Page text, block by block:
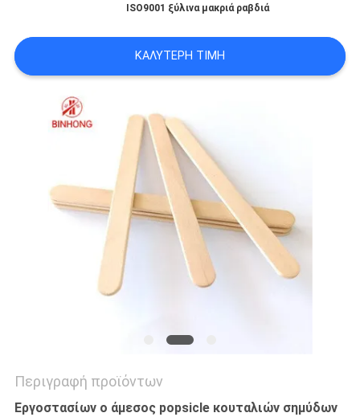
PRIVACY
POLICY
ISO9001 ξύλινα μακριά ραβδιά
ΚΑΛΎΤΕΡΗ ΤΙΜΉ
Περιγραφή προϊόντων
Εργοστασίων ο άμεσος popsicle κουταλιών σημύδων